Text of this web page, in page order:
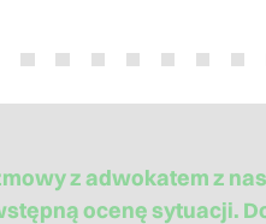
z adwokatem z
ocenę sytuacji.